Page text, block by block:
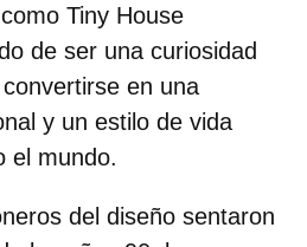
Tiny House
de ser una curiosidad
en una
y un estilo de vida
el mundo.
del diseño sentaron